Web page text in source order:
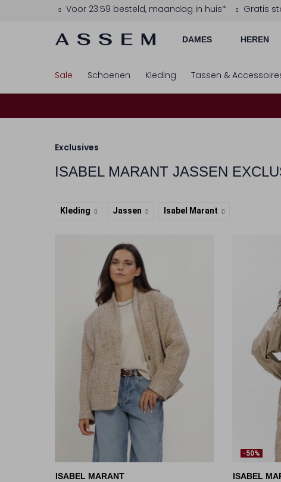
Voor 23:59 besteld, maandag in huis* Gratis
DAMES HEREN
Sale Schoenen Kleding Tassen &
Exclusives
ISABEL MARANT JASSEN
Kleding Jassen Isabel Marant
ISABEL MARANT
-50%
ISABEL